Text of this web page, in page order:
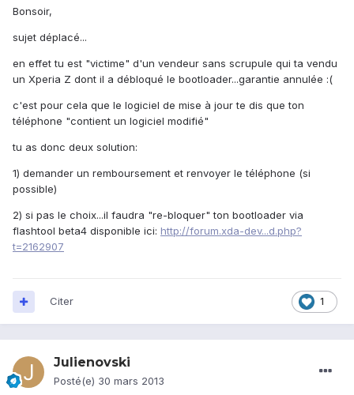
Bonsoir,
sujet déplacé...
en effet tu est "victime" d'un vendeur sans scrupule qui ta vendu
un Xperia Z dont il a débloqué le bootloader...garantie annulée :(
c'est pour cela que le logiciel de mise à jour te dis que ton
téléphone "contient un logiciel modifié"
tu as donc deux solution:
1) demander un remboursement et renvoyer le téléphone (si
possible)
2) si pas le choix...il faudra "re-bloquer" ton bootloader via
flashtool beta4 disponible ici: http://forum.xda-dev...d.php?
t=2162907
1
Citer
Julienovski
Posté(e) 30 mars 2013